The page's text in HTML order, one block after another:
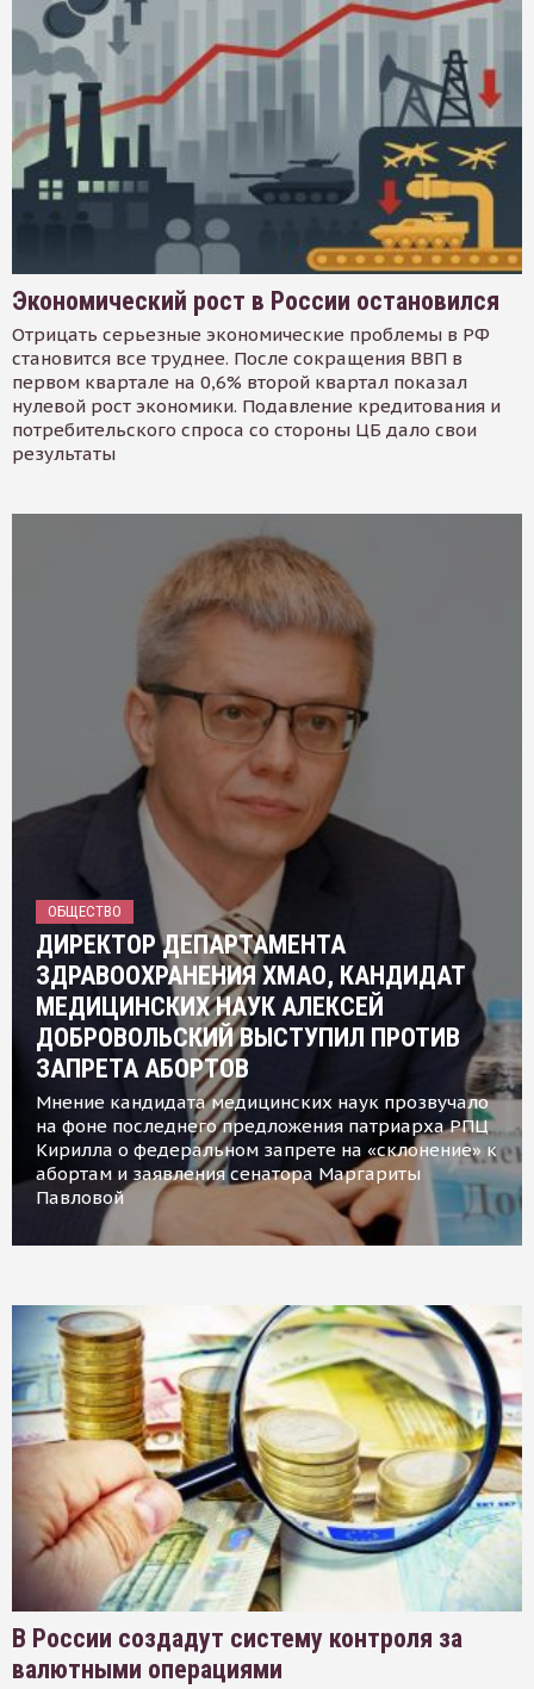
Экономический рост в России остановился
Отрицать серьезные экономические проблемы в РФ
становится все труднее. После сокращения ВВП в
первом квартале на 0,6% второй квартал показал
нулевой рост экономики. Подавление кредитования и
потребительского спроса со стороны ЦБ дало свои
результаты
ОБЩЕСТВО
ДИРЕКТОР ДЕПАРТАМЕНТА
ЗДРАВООХРАНЕНИЯ ХМАО, КАНДИДАТ
МЕДИЦИНСКИХ НАУК АЛЕКСЕЙ
ДОБРОВОЛЬСКИЙ ВЫСТУПИЛ ПРОТИВ
ЗАПРЕТА АБОРТОВ
Мнение кандидата медицинских наук прозвучало
на фоне последнего предложения патриарха РПЦ
Кирилла о федеральном запрете на «склонение» к
абортам и заявления сенатора Маргариты
Павловой
В России создадут систему контроля за
валютными операциями